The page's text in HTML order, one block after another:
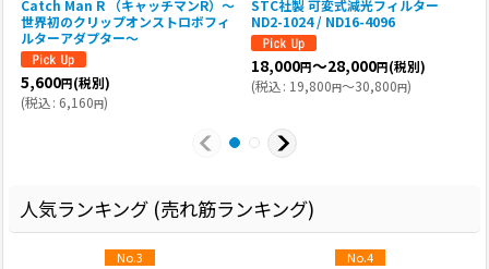
Catch Man R （キャッチマンR）〜
世界初のクリップオンストロボフィ
ルターアダプター〜
5,600円(税別)
(税込: 6,160円)
STC社製 可変式減光フィルター
ND2-1024 / ND16-4096
18,000円～28,000円(税別)
(税込: 19,800円～30,800円)
人気ランキング (売れ筋ランキング)
No.3 No.4